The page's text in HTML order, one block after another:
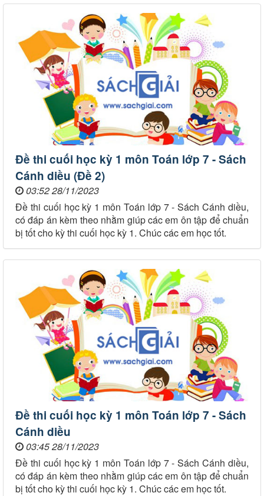
Đề thi cuối học kỳ 1 môn Toán lớp 7 - Sách
Cánh diều (Đề 2)
03:52 28/11/2023
Đề thi cuối học kỳ 1 môn Toán lớp 7 - Sách Cánh diều,
có đáp án kèm theo nhằm giúp các em ôn tập để chuẩn
bị tốt cho kỳ thi cuối học kỳ 1. Chúc các em học tốt.
Đề thi cuối học kỳ 1 môn Toán lớp 7 - Sách
Cánh diều
03:45 28/11/2023
Đề thi cuối học kỳ 1 môn Toán lớp 7 - Sách Cánh diều,
có đáp án kèm theo nhằm giúp các em ôn tập để chuẩn
bị tốt cho kỳ thi cuối học kỳ 1. Chúc các em học tốt.